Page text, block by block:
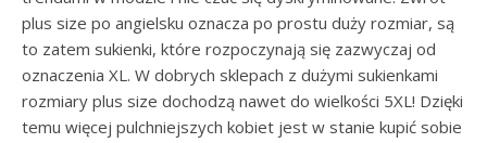
plus size po angielsku oznacza po prostu duży rozmiar, są
to zatem sukienki, które rozpoczynają się zazwyczaj od
oznaczenia XL. W dobrych sklepach z dużymi sukienkami
rozmiary plus size dochodzą nawet do wielkości 5XL! Dzięki
temu więcej pulchniejszych kobiet jest w stanie kupić sobie